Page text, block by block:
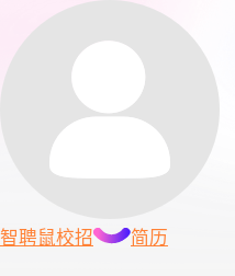
智聘鼠校招 简历